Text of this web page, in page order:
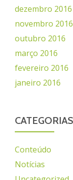
dezembro 2016
novembro 2016
outubro 2016
março 2016
fevereiro 2016
janeiro 2016
CATEGORIAS
Conteúdo
Notícias